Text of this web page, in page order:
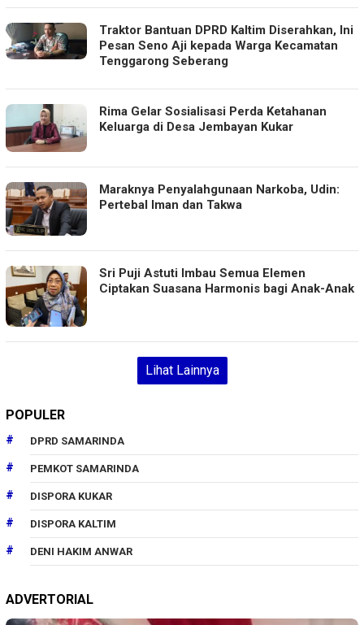
Traktor Bantuan DPRD Kaltim Diserahkan, Ini
Pesan Seno Aji kepada Warga Kecamatan
Tenggarong Seberang
Rima Gelar Sosialisasi Perda Ketahanan
Keluarga di Desa Jembayan Kukar
Maraknya Penyalahgunaan Narkoba, Udin:
Pertebal Iman dan Takwa
Sri Puji Astuti Imbau Semua Elemen
Ciptakan Suasana Harmonis bagi Anak-Anak
Lihat Lainnya
POPULER
DPRD SAMARINDA
PEMKOT SAMARINDA
DISPORA KUKAR
DISPORA KALTIM
DENI HAKIM ANWAR
ADVERTORIAL